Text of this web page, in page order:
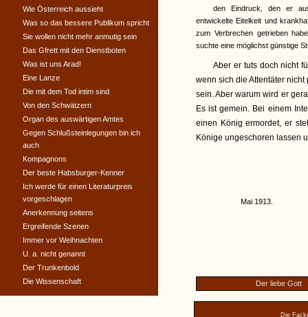
den Eindruck, den er
entwickelte Eitelkeit und
zum Verbrechen getrieben
suchte eine möglichst günstige
Aber er tuts doch nicht
wenn sich die Attentäter
sein. Aber warum wird er
Es ist gemein. Bei einem
einen König ermordet, er
Könige ungeschoren lassen
Mai 1913.
Der liebe Gott
Die
Wie Österreich aussieht
Was so das bessere Publikum spricht
Sie wollen nicht mehr anmutig sein
Das Gfrett mit den Dienstboten
Was ist uns Arad!
Eine Lanze
Die mit dem Tod intim sind
Von den Schwätzern
Organ des auswärtigen Amtes
Gegen Schlußsteinlegungen bin ich
auch
Kompagnons
Der beste Habsburger-Kenner
Ich werde für einen Literaturpreis
vorgeschlagen
Anerkennung seitens
Ergreifende Szenen
Immer vor Weihnachten
U. a. nicht genannt
Der Trunkenbold
Die Wissenschaft